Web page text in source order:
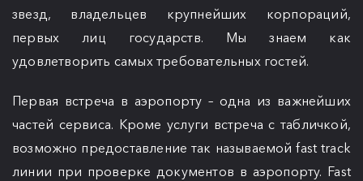
звезд, владельцев крупнейших корпораций,
первых лиц государств. Мы знаем как
удовлетворить самых требовательных гостей.
Первая встреча в аэропорту – одна из важнейших
частей сервиса. Кроме услуги встреча с табличкой,
возможно предоставление так называемой fast track
линии при проверке документов в аэропорту. Fast